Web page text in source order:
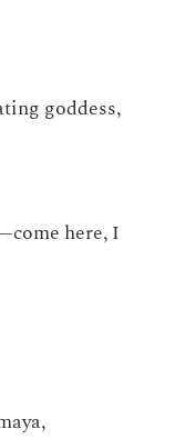
goddess,
here, I